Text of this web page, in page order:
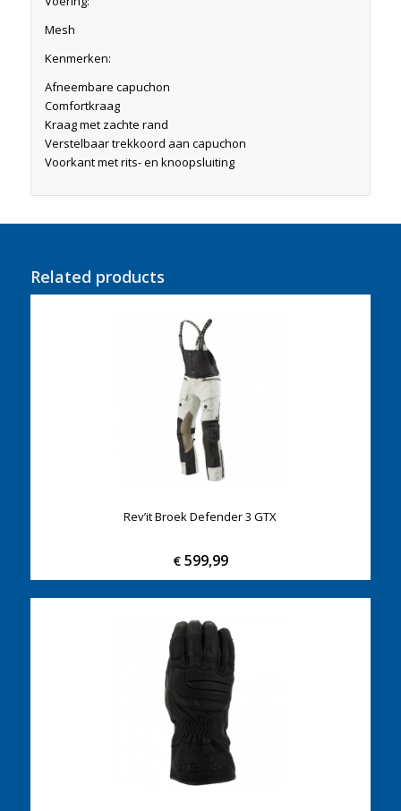
Mesh
Kenmerken:
Afneembare capuchon
Comfortkraag
Kraag met zachte rand
Verstelbaar trekkoord aan capuchon
Voorkant met rits- en knoopsluiting
Related products
Rev’it Broek Defender 3 GTX
€599,99